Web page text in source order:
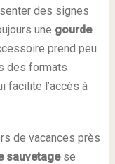
des signes
une gourde
prend peu
des formats
facilite l’accès à
de vacances près
sauvetagese